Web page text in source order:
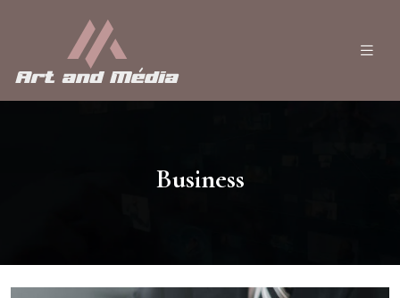
Business